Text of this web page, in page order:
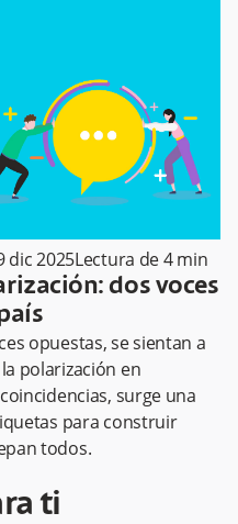
dic 2025Lectura de4min
dos voces
opuestas, se sientan a
polarización en
surge una
para construir
todos.
ti